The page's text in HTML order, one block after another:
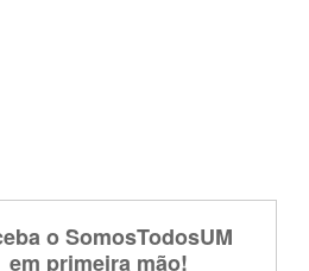
o SomosTodosUM
em primeira mão!